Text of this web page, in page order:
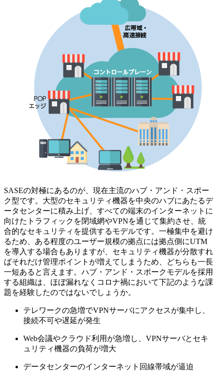
SASEの対極にあるのが、現在主流のハブ・アンド・スポー
ク型です。大型のセキュリティ機器を中央のハブにあたるデ
ータセンターに積み上げ、すべての端末のインターネットに
向けたトラフィックを閉域網やVPNを通じて集約させ、統
合的なセキュリティを提供するモデルです。一極集中を避け
るため、ある程度のユーザー規模の拠点には拠点側にUTM
を導入する場合もありますが、セキュリティ機器が分散すれ
ばそれだけ管理ポイントが増えてしまうため、どちらも一長
一短あると言えます。ハブ・アンド・スポークモデルを採用
する組織は、ほぼ漏れなくコロナ禍において下記のような課
題を経験したのではないでしょうか。
テレワークの急増でVPNサーバにアクセスが集中し、
接続不可や遅延が発生
Web会議やクラウド利用が急増し、VPNサーバとセキ
ュリティ機器の負荷が増大
データセンターのインターネット回線帯域が逼迫